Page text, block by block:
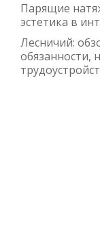
Парящие
эстетика в
Лесничий:
обязанности,